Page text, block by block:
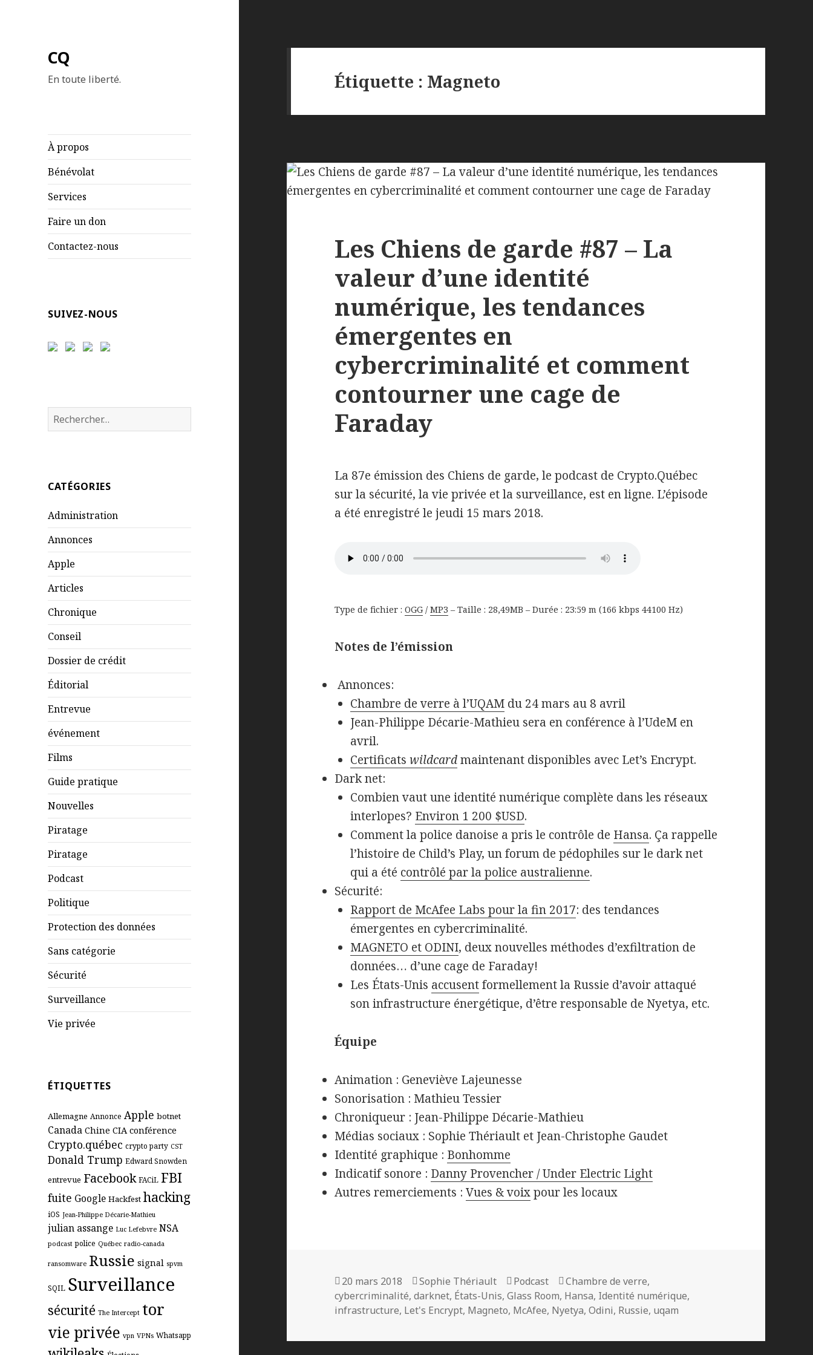
CQ
En toute liberté.
À propos
Bénévolat
Services
Faire un don
Contactez-nous
SUIVEZ-NOUS
Rechercher :
CATÉGORIES
Administration
Annonces
Apple
Articles
Chronique
Conseil
Dossier de crédit
Éditorial
Entrevue
événement
Films
Guide pratique
Nouvelles
Piratage
Piratage
Podcast
Politique
Protection des données
Sans catégorie
Sécurité
Surveillance
Vie privée
ÉTIQUETTES
Allemagne Annonce Apple botnet
Canada Chine CIA conférence
Crypto.québec crypto party CST
Donald Trump Edward Snowden
entrevue Facebook FACiL FBI
fuite Google Hackfest hacking
iOS Jean-Philippe Décarie-Mathieu
julian assange Luc Lefebvre NSA
podcast police Québec radio-canada
ransomware Russie signal spvm
SQIL Surveillance
sécurité The Intercept tor
vie privée vpn VPNs Whatsapp
Étiquette : Magneto
Les Chiens de garde #87 – La
valeur d’une identité
numérique, les tendances
émergentes en
cybercriminalité et comment
contourner une cage de
Faraday
La 87e émission des Chiens de garde, le podcast de Crypto.Québec
sur la sécurité, la vie privée et la surveillance, est en ligne. L’épisode
a été enregistré le jeudi 15 mars 2018.
Type de fichier :OGG /MP3 – Taille : 28,49MB – Durée : 23:59 m (166 kbps 44100 Hz)
Notes de l’émission
Annonces:
Chambre de verre à l’UQAMdu 24 mars au 8 avril
Jean-Philippe Décarie-Mathieu sera en conférence à l’UdeM en
avril.
Certificats wildcardmaintenant disponibles avec Let’s Encrypt.
Dark net:
Combien vaut une identité numérique complète dans les réseaux
interlopes? Environ 1 200 $USD.
Comment la police danoise a pris le contrôle de Hansa. Ça rappelle
l’histoire de Child’s Play, un forum de pédophiles sur le dark net
qui a été contrôlé par la police australienne.
Sécurité:
Rapport de McAfee Labs pour la fin 2017: des tendances
émergentes en cybercriminalité.
MAGNETO et ODINI, deux nouvelles méthodes d’exfiltration de
données… d’une cage de Faraday!
Les États-Unis accusentformellement la Russie d’avoir attaqué
son infrastructure énergétique, d’être responsable de Nyetya, etc.
Équipe
Animation : Geneviève Lajeunesse
Sonorisation : Mathieu Tessier
Chroniqueur : Jean-Philippe Décarie-Mathieu
Médias sociaux : Sophie Thériault et Jean-Christophe Gaudet
Identité graphique : Bonhomme
Indicatif sonore : Danny Provencher / Under Electric Light
Autres remerciements :Vues & voixpour les locaux
Publié
le
20 mars 2018 Auteur
Sophie Thériault Catégories
Podcast
Mots-
clés
Chambre de verre,
cybercriminalité,darknet, États-Unis,Glass Room, Hansa, Identité numérique,
infrastructure, Let's Encrypt, Magneto, McAfee, Nyetya,Odini, Russie, uqam